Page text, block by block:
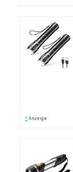
* Anzeige